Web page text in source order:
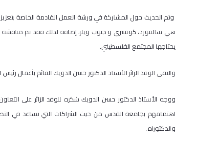
وتم الحديث حول المشاركة في ورشة العمل القادمة الخاصة
هي سالفورد، كوفنتري و جنوب ويلز، إضافة لذلك فقد تم
يحتاجها المجتمع الفلسطيني.
والتقى الوفد الزائر الأستاذ الدكتور حسن الدويك القائم بأعمال
ووجه الأستاذ الدكتور حسن الدويك شكره للوفد الزائر على
اهتمامهم بجامعة القدس من حيث الشراكات التي تساعد في
والدكتوراه.